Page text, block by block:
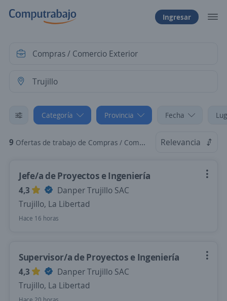
Ingresar
Categoría Provincia Fecha
9 Ofertas de trabajo de Compras / Comercio Exterior en Trujillo, La Libertad Relevancia
Jefe/a de Proyectos e Ingeniería
4,3
Danper Trujillo SAC
Trujillo, La Libertad
Hace 16 horas
Supervisor/a de Proyectos e Ingeniería
4,3
Danper Trujillo SAC
Trujillo, La Libertad